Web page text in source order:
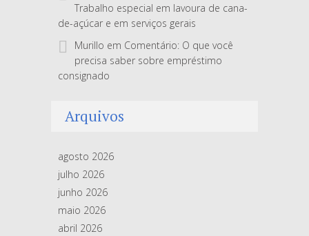
Trabalho especial em lavoura de cana-
de-açúcar e em serviços gerais
Murillo em Comentário: O que você
precisa saber sobre empréstimo
consignado
Arquivos
agosto 2026
julho 2026
junho 2026
maio 2026
abril 2026